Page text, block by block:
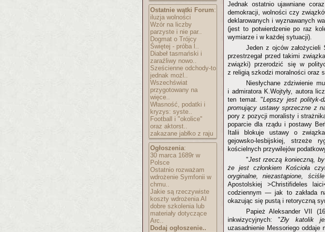
Ostatnie wątki Forum:
iluzja wolności
Wzór na liczby
parzyste i nie par..
Dogmat o Trójcy
Świętej - próba l..
Diabeł tasmański i
zaraźliwy nowo..
Sześcienne odchody-to
jednak możl..
Wszechświat
przygotowany na
więce..
Własność, podatki i
kryzys: syste..
Football i "okolice"
oraz aktorst..
zakazane jabłko z raju
Ogłoszenia:
30 marca 1689r w
Polsce
Ostatnio rozważam
wdrożenie Symfonii w
chmu..
Jakie są rzeczywiste
koszty wdrożenia AI
dobre szkolenia lub
materiały dotyczące
Arc..
Dodaj ogłoszenie..
Jednak ostatnio ujawniane
demokracji, wolności czy
deklarowanych i wyznawanych
(jest to potwierdzenie po raz
wymiarze i w każdej sytuacji).
Jeden z ojców założycieli
przestrzegał przed takimi
związki) przerodzić się w
z religią szkodzi moralności oraz
Niesłychane zdziwienie
i admiratora K.Wojtyły, autora
ten temat. "Lepszy jest polityk-
promujący ustawy sprzeczne z
pory z pozycji moralisty i
poparcie dla rządu i postawy
Italii blokuje ustawy o
gejowsko-lesbijskiej, strzeże
kościelnych przywilejów
"Jest rzeczą konieczną,
że jest członkiem Kościoła
oryginalne, niezastąpione,
Apostolskiej >Christifideles
codziennym — jak to zakłada
okazując się pustą i retoryczną
Papież Aleksander VII
inkwizycyjnych: "Zły katolik
uzasadnienie Messoriego oddaje